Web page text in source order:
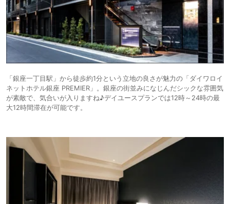
「銀座一丁目駅」から徒歩約1分という立地の良さが魅力の「ダイワロイ
ネットホテル銀座 PREMIER」。銀座の街並みになじんだシックな雰囲気
が素敵で、気合いが入りますね♪デイユースプランでは12時～24時の最
大12時間滞在が可能です。